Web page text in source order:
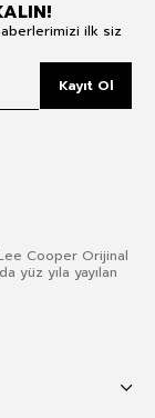
ilk siz
Kayıt Ol
Lee Cooper Orijinal
yüz yıla yayılan